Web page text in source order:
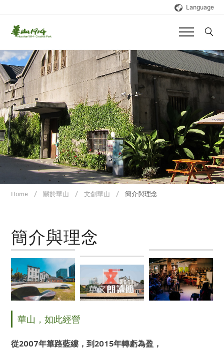
Language
Home 關於華山 文創華山 簡介與理念
簡介與理念
華山，如此經營
從2007年篳路藍縷，到2015年轉虧為盈，